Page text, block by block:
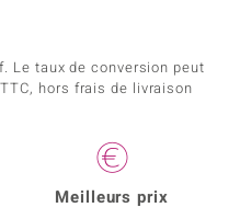
Le taux de conversion peut
hors frais de livraison
Meilleurs prix